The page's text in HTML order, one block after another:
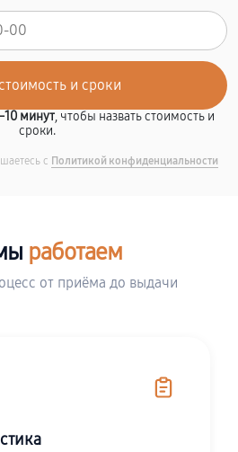
минут, чтобы назвать стоимость и
сроки.
с Политикой конфиденциальности
работаем
от приёма до выдачи